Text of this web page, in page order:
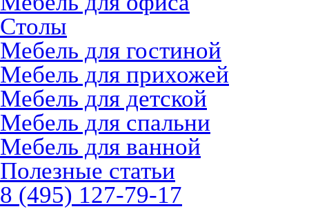
Столы
Мебель для гостиной
Мебель для прихожей
Мебель для детской
Мебель для спальни
Мебель для ванной
Полезные статьи
8 (495) 127-79-17